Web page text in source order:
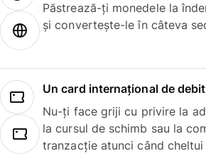
Păstrează-ți monedele la
și convertește-le în câteva
Un card internațional de debit
Nu-ți face griji cu privire la
la cursul de schimb sau la
tranzacție atunci când